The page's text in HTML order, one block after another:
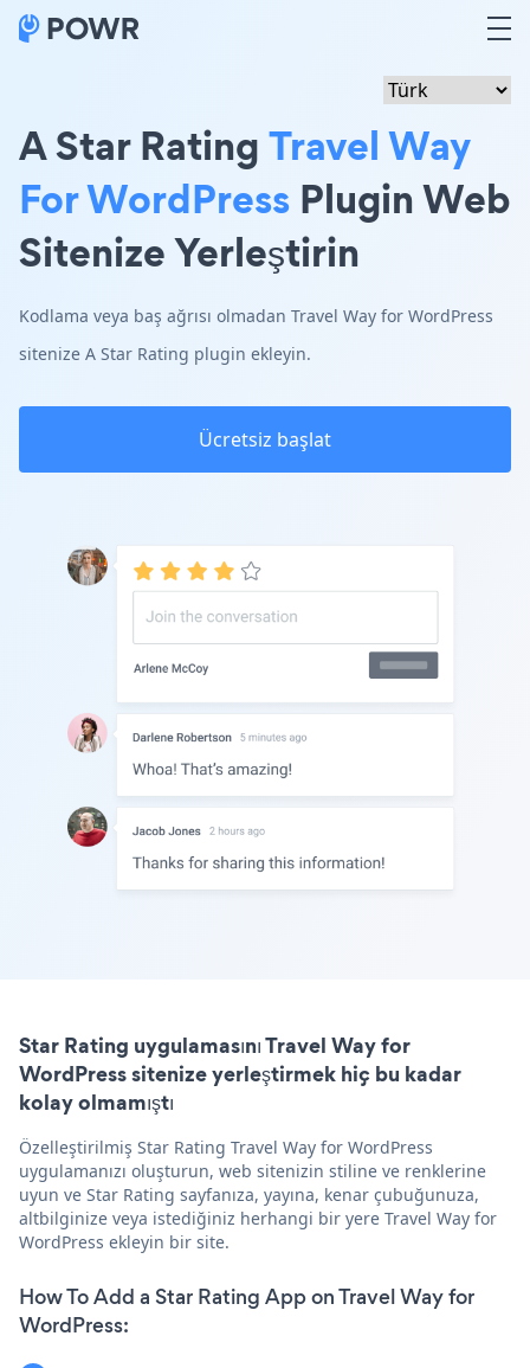
A Star RatingTravel Way
For WordPress Plugin Web
Sitenize Yerleştirin
Kodlama veya baş ağrısı olmadan Travel Way for WordPress
sitenize A Star Rating plugin ekleyin.
Ücretsiz başlat
Star Rating uygulamasını Travel Way for
WordPress sitenize yerleştirmek hiç bu kadar
kolay olmamıştı
Özelleştirilmiş Star Rating Travel Way for WordPress
uygulamanızı oluşturun, web sitenizin stiline ve renklerine
uyun ve Star Rating sayfanıza, yayına, kenar çubuğunuza,
altbilginize veya istediğiniz herhangi bir yere Travel Way for
WordPress ekleyin bir site.
How To Add a Star Rating App on Travel Way for
WordPress: